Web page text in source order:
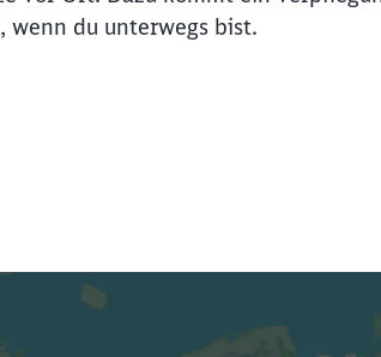
wenn du unterwegs bist.